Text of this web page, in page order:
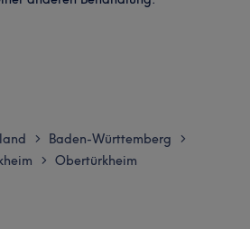
> Baden-Württemberg >
> Obertürkheim